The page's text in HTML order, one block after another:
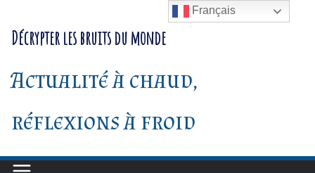
au
contenu
Décrypter les bruits du monde
Actualité à chaud,
réflexions à froid
Français